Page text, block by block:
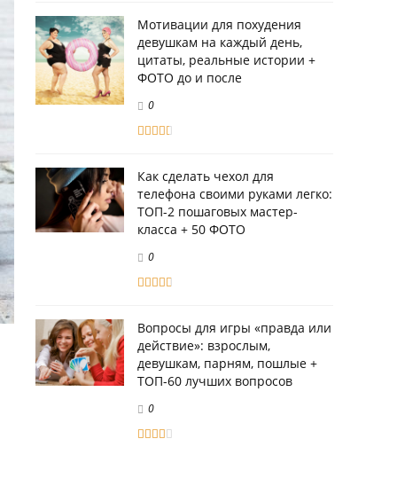
Мотивации для похудения
девушкам на каждый день,
цитаты, реальные истории +
ФОТО до и после
0
Как сделать чехол для
телефона своими руками легко:
ТОП-2 пошаговых мастер-
класса + 50 ФОТО
0
Вопросы для игры «правда или
действие»: взрослым,
девушкам, парням, пошлые +
ТОП-60 лучших вопросов
0